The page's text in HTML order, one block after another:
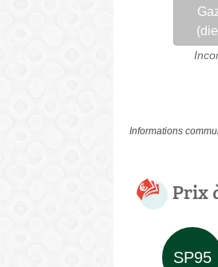
Informations
Prix
SP95